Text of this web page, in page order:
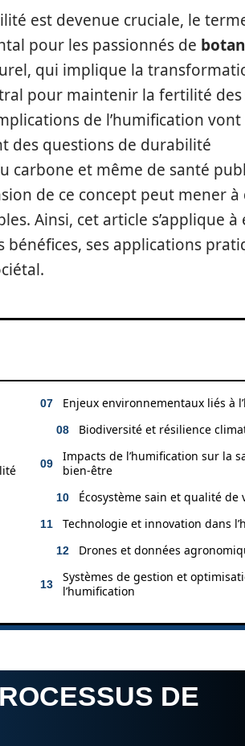
est devenue cruciale, le
pour les passionnés de
qui implique la
pour maintenir la fertilité des
de l’humification
des questions de durabilité
carbone et même de santé
de ce concept peut mener à
Ainsi, cet article s’applique
ses applications
Enjeux environnementaux liés à
Biodiversité et résilience
Impacts de l’humification sur la
bien-être
Écosystème sain et qualité de
Technologie et innovation dans
Drones et données
Systèmes de gestion et
l’humification
DE